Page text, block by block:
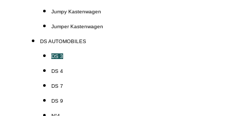
Jumpy Kastenwagen
Jumper Kastenwagen
DS AUTOMOBILES
DS 3
DS 4
DS 7
DS 9